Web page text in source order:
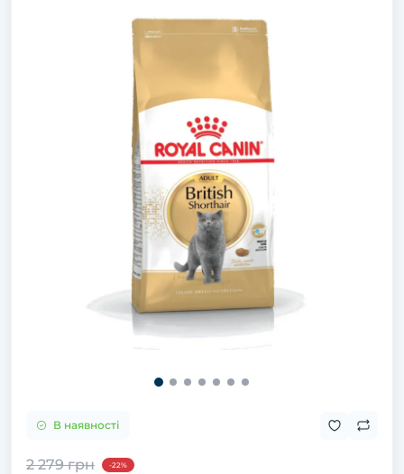
В наявності
2 279 грн -22%